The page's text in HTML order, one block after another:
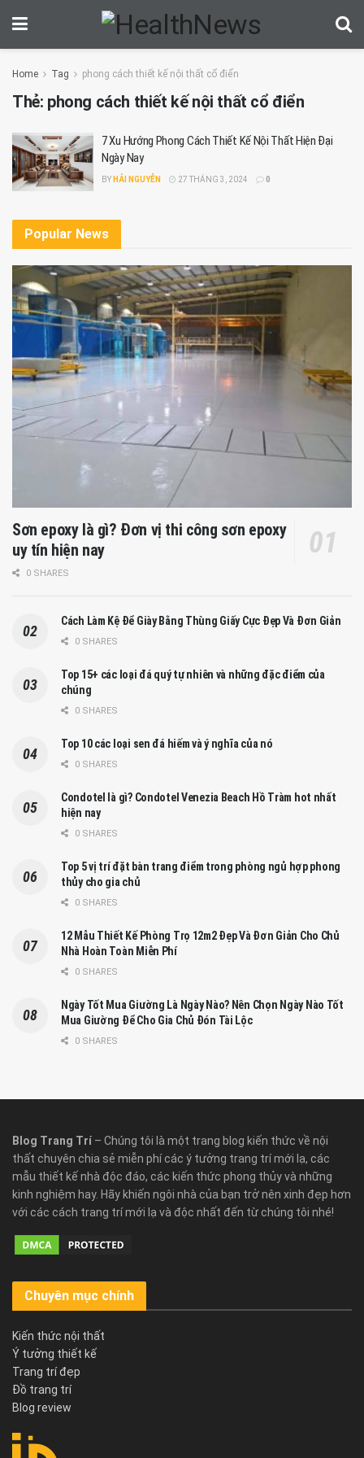
Home Tag phong cách thiết kế nội thất cổ điển
Thẻ: phong cách thiết kế nội thất cổ điển
7 Xu Hướng Phong Cách Thiết Kế Nội Thất Hiện Đại
Ngày Nay
BY HẢI NGUYỄN 27 THÁNG 3, 2024 0
Popular News
Sơn epoxy là gì? Đơn vị thi công sơn epoxy
uy tín hiện nay
0 SHARES
Cách Làm Kệ Để Giày Bằng Thùng Giấy Cực Đẹp Và Đơn Giản
0 SHARES
Top 15+ các loại đá quý tự nhiên và những đặc điểm của
chúng
0 SHARES
Top 10 các loại sen đá hiếm và ý nghĩa của nó
0 SHARES
Condotel là gì? Condotel Venezia Beach Hồ Tràm hot nhất
hiện nay
0 SHARES
Top 5 vị trí đặt bàn trang điểm trong phòng ngủ hợp phong
thủy cho gia chủ
0 SHARES
12 Mẫu Thiết Kế Phòng Trọ 12m2 Đẹp Và Đơn Giản Cho Chủ
Nhà Hoàn Toàn Miễn Phí
0 SHARES
Ngày Tốt Mua Giường Là Ngày Nào? Nên Chọn Ngày Nào Tốt
Mua Giường Để Cho Gia Chủ Đón Tài Lộc
0 SHARES
Blog Trang Trí – Chúng tôi là một trang blog kiến thức về nội
thất chuyên chia sẻ miễn phí các ý tưởng trang trí mới lạ, các
mẫu thiết kế nhà độc đáo, các kiến thức phong thủy và những
kinh nghiệm hay. Hãy khiến ngôi nhà của bạn trở nên xinh đẹp hơn
với các cách trang trí mới lạ và độc nhất đến từ chúng tôi nhé!
Chuyên mục chính
Kiến thức nội thất
Ý tưởng thiết kế
Trang trí đẹp
Đồ trang trí
Blog review